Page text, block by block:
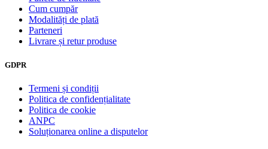
Cum cumpăr
Modalități de plată
Parteneri
Livrare și retur produse
GDPR
Termeni și condiții
Politica de confidențialitate
Politica de cookie
ANPC
Soluționarea online a disputelor